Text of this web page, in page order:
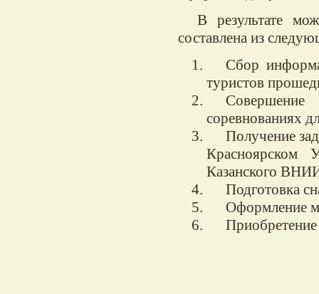
В результате
составлена из
Сбор
туристов
соревнованиях
Получение
Красноярском
Казанского
Подготовка
Оформление
Приобретение